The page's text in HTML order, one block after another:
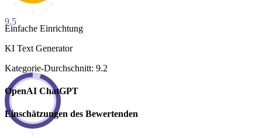
9.5
Einfache Einrichtung
KI Text Generator
Kategorie-Durchschnitt: 9.2
OpenAI ChatGPT
Einschätzungen des Bewertenden